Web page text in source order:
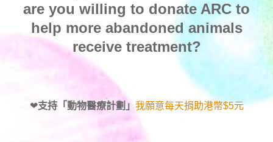
are you willing to donate ARC to
help more abandoned animals
receive treatment?
❤支持「動物醫療計劃」 我願意每天捐助港幣$5元